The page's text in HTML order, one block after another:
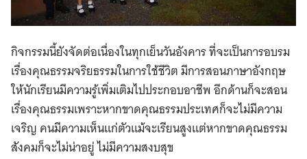
กิจกรรมนี้ยังจัดต่อเนื่องในทุกเย็นวันอังคาร ที่จะเป็นการอบรม
เรื่องคุณธรรมจริยธรรมในการใช้ชีวิต มีการสอนภาษาอังกฤษ
ให้นักเรียนมีความรู้เพิ่มเติมไปประกอบอาชีพ อีกด้านก็จะสอน
เรื่องคุณธรรมเพราะหากขาดคุณธรรมประเทศก็จะไม่มีความ
เจริญ คนมีความเห็นแก่ตัวแม้จะเรียนสูงแต่หากขาดคุณธรรม
สังคมก็จะไม่น่าอยู่ ไม่มีความสงบสุข